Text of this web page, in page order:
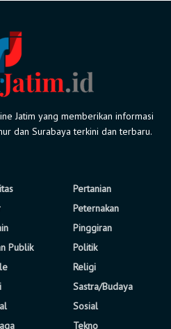
Jatim yang memberikan informasi
dan Surabaya terkini dan terbaru.
Publik
Pertanian
Peternakan
Pinggiran
Politik
Religi
Sastra/Budaya
Sosial
Tekno